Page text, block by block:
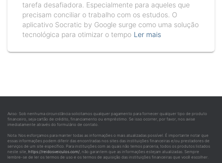
tarefa desafiadora. Especialmente para aqueles que
precisam conciliar o trabalho com os estudos. O
aplicativo Socratic by Google surge como uma solução
tecnológica para otimizar o tempo Ler mais
Aviso: Sob nenhuma circunstância solicitamos qualquer pagamento para fornecer qualquer tipo de produto
financeiro, seja cartão de crédito, financiamento ou empréstimo. Se isso ocorrer, por favor, nos avise
imediatamente através do formulário de contato.
Nota: Nos esforçamos para manter todas as informações o mais atualizadas possível. É importante notar que
essas informações podem diferir das encontradas nos sites das instituições financeiras e/ou prestadores de
serviços de um site específico. Para instituições com as quais não temos parceria, todos os produtos listados
neste site, https://reidosveiculos.com/, não garantem que as informações estejam atualizadas. Sempre
lembre-se de ler os termos de uso e os termos de aquisição das instituições financeiras que você escolher.